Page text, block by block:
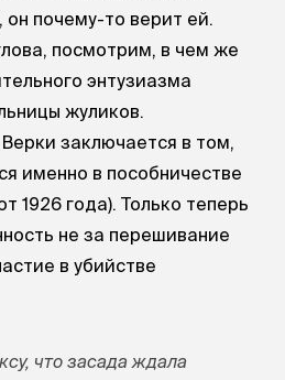
он почему-то верит ей.
посмотрим, в чем же
энтузиазма
жуликов.
заключается в том,
именно в пособничестве
1926 года). Только теперь
не за перешивание
в убийстве
что засада ждала